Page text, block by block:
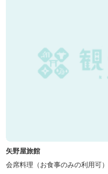
矢野屋旅館
会席料理（お食事のみの利用可）